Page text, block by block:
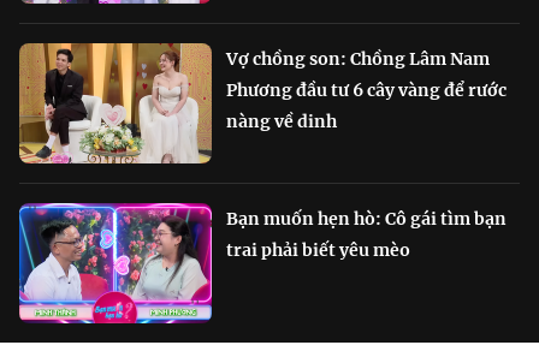
Vợ chồng son: Chồng Lâm Nam
Phương đầu tư 6 cây vàng để rước
nàng về dinh
Bạn muốn hẹn hò: Cô gái tìm bạn
trai phải biết yêu mèo